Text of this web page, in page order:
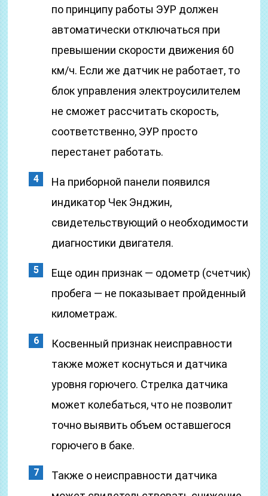
по принципу работы ЭУР должен
автоматически отключаться при
превышении скорости движения 60
км/ч. Если же датчик не работает, то
блок управления электроусилителем
не сможет рассчитать скорость,
соответственно, ЭУР просто
перестанет работать.
На приборной панели появился
индикатор Чек Энджин,
свидетельствующий о необходимости
диагностики двигателя.
Еще один признак — одометр (счетчик)
пробега — не показывает пройденный
километраж.
Косвенный признак неисправности
также может коснуться и датчика
уровня горючего. Стрелка датчика
может колебаться, что не позволит
точно выявить объем оставшегося
горючего в баке.
Также о неисправности датчика